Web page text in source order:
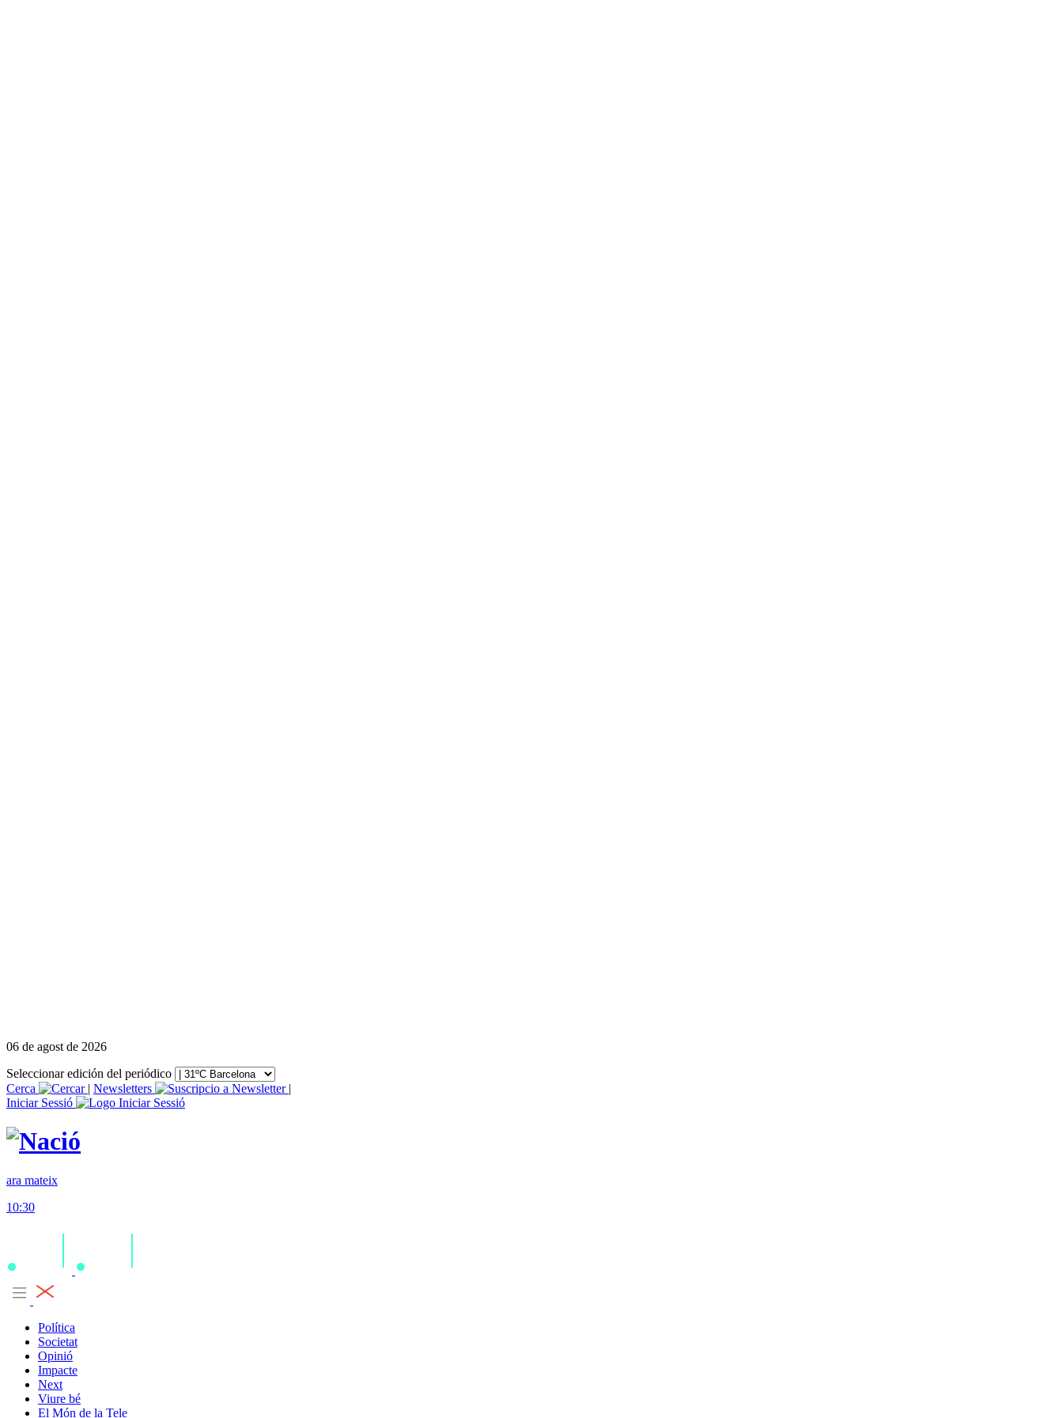
06 de agost de 2026
Seleccionar edición del periódico
Cerca
| Newsletters
|
Iniciar Sessió
ara mateix
10:30
Política
Societat
Opinió
Impacte
Next
Viure bé
El Món de la Tele